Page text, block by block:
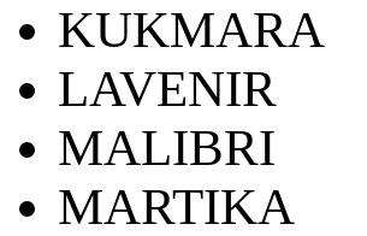
KUKMARA
LAVENIR
MALIBRI
MARTIKA